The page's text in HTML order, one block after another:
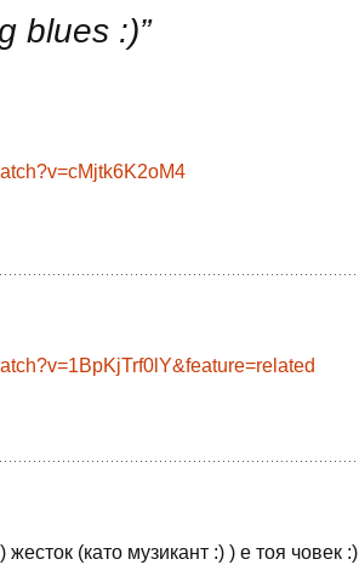
blues :)”
(като музикант :) ) е тоя човек :)